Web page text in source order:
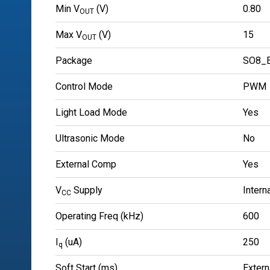
Min VOUT (V) 0.80
Max VOUT (V) 15
Package
Control Mode PWM
Light Load Mode Yes
Ultrasonic Mode No
External Comp Yes
VCC Supply
Operating Freq (kHz) 600
q (uA) 250